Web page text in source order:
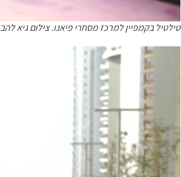
טילטיל בקמפיין למרכז מסחרי פיאנו. צילום גיא להב